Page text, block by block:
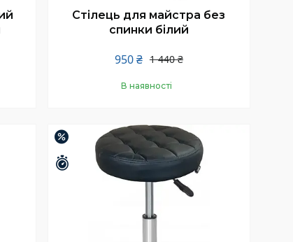
Стілець для майстра без
спинки білий
1 440 ₴
950 ₴
В наявності
Купити
Залишилось 25 днів